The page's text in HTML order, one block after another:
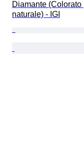
Diamante (Colorato
naturale) - IGI